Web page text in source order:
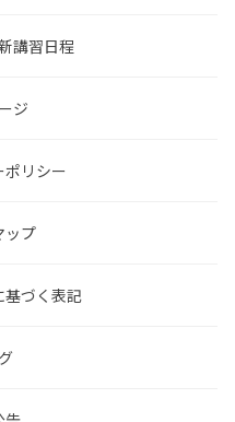
講習日程
ジ
ポリシー
ップ
基づく表記